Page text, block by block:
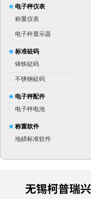
电子秤仪表
称重仪表
电子秤显示器
标准砝码
铸铁砝码
不锈钢砝码
电子秤配件
电子秤电池
称重软件
地磅标准软件